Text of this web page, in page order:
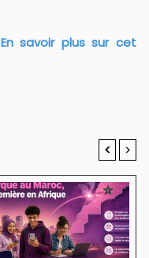
En savoir plus sur cet
< >